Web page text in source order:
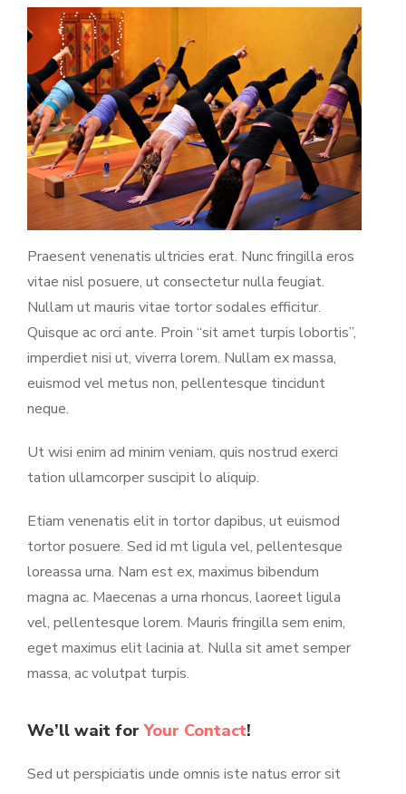
Praesent venenatis ultricies erat. Nunc fringilla eros
vitae nisl posuere, ut consectetur nulla feugiat.
Nullam ut mauris vitae tortor sodales efficitur.
Quisque ac orci ante. Proin “sit amet turpis lobortis”,
imperdiet nisi ut, viverra lorem. Nullam ex massa,
euismod vel metus non, pellentesque tincidunt
neque.
Ut wisi enim ad minim veniam, quis nostrud exerci
tation ullamcorper suscipit lo aliquip.
Etiam venenatis elit in tortor dapibus, ut euismod
tortor posuere. Sed id mt ligula vel, pellentesque
loreassa urna. Nam est ex, maximus bibendum
magna ac. Maecenas a urna rhoncus, laoreet ligula
vel, pellentesque lorem. Mauris fringilla sem enim,
eget maximus elit lacinia at. Nulla sit amet semper
massa, ac volutpat turpis.
We’ll wait forYour Contact!
Sed ut perspiciatis unde omnis iste natus error sit